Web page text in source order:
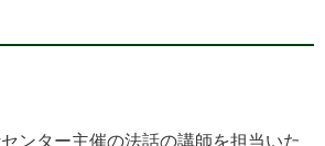
ンター主催の法話の講師を担当いた